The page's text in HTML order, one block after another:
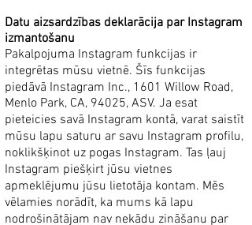
Datu aizsardzības deklarācija par Instagram
izmantošanu
Pakalpojuma Instagram funkcijas ir
integrētas mūsu vietnē. Šīs funkcijas
piedāvā Instagram Inc., 1601 Willow Road,
Menlo Park, CA, 94025, ASV. Ja esat
pieteicies savā Instagram kontā, varat saistīt
mūsu lapu saturu ar savu Instagram profilu,
noklikšķinot uz pogas Instagram. Tas ļauj
Instagram piešķirt jūsu vietnes
apmeklējumu jūsu lietotāja kontam. Mēs
vēlamies norādīt, ka mums kā lapu
nodrošinātājam nav nekādu zināšanu par